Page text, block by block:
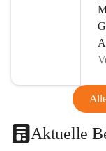
Aktuelle